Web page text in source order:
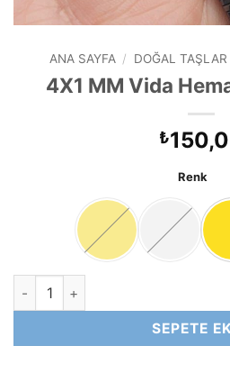
ANA SAYFA / DOĞAL TAŞLAR
4X1 MM Vida
₺
Renk
4X1 MM Vida Hematit Doğal Taş
SEPETE